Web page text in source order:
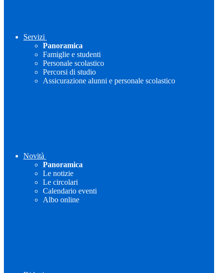
Servizi
Panoramica
Famiglie e studenti
Personale scolastico
Percorsi di studio
Assicurazione alunni e personale scolastico
Novità
Panoramica
Le notizie
Le circolari
Calendario eventi
Albo online